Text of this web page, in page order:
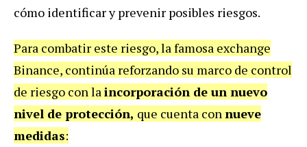
cómo identificar y prevenir posibles riesgos.
Para combatir este riesgo, la famosa exchange
Binance, continúa reforzando su marco de control
de riesgo con laincorporación de un nuevo
nivel de protección, que cuenta connueve
medidas: